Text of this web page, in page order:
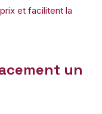
et facilitent la
un